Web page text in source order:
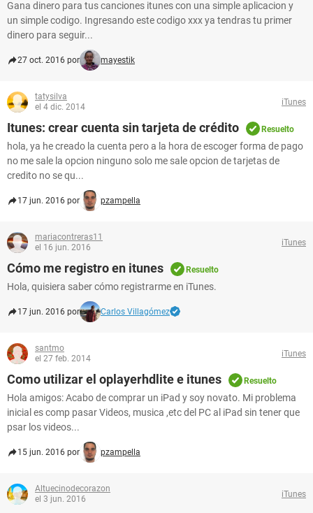
Gana dinero para tus canciones itunes con una simple aplicacion y
un simple codigo. Ingresando este codigo xxx ya tendras tu primer
dinero para seguir...
27 oct. 2016 por mayestik
tatysilva
el 4 dic. 2014
iTunes
Itunes: crear cuenta sin tarjeta de crédito Resuelto
hola, ya he creado la cuenta pero a la hora de escoger forma de pago
no me sale la opcion ninguno solo me sale opcion de tarjetas de
credito no se qu...
17 jun. 2016 por pzampella
mariacontreras11
el 16 jun. 2016
iTunes
Cómo me registro en itunes Resuelto
Hola, quisiera saber cómo registrarme en iTunes.
17 jun. 2016 por Carlos Villagómez
santmo
el 27 feb. 2014
iTunes
Como utilizar el oplayerhdlite e itunes Resuelto
Hola amigos: Acabo de comprar un iPad y soy novato. Mi problema
inicial es comp pasar Videos, musica ,etc del PC al iPad sin tener que
psar los videos...
15 jun. 2016 por pzampella
Altuecinodecorazon
el 3 jun. 2016
iTunes